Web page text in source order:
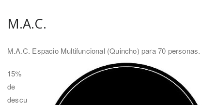
M.A.C.
M.A.C. Espacio Multifuncional (Quincho) para 70 personas.
15%
de
descu